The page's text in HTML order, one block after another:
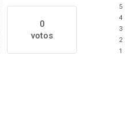
0
votos
5
4
3
2
1